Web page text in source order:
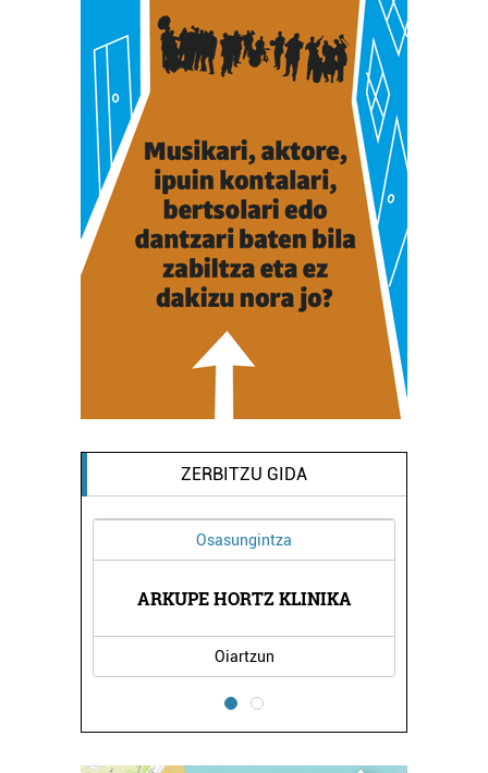
ZERBITZU GIDA
Osasungintza
ARKUPE HORTZ KLINIKA
Oiartzun